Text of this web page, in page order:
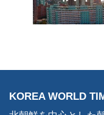
KOREA WORLD